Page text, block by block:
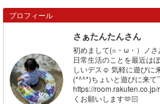
プロフィール
さぁたんたんさん
初めまして(=・ω・）ノ
日常生活のことを最近は
しいデス☺️ 気軽に遊びに
(*^^*)ちょいと遊びに来て
https://
くお願いします🫶🏻